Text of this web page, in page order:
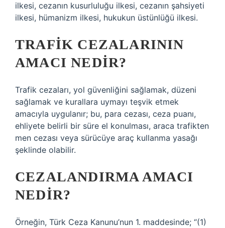
ilkesi, cezanın kusurluluğu ilkesi, cezanın şahsiyeti
ilkesi, hümanizm ilkesi, hukukun üstünlüğü ilkesi.
TRAFIK CEZALARININ
AMACI NEDIR?
Trafik cezaları, yol güvenliğini sağlamak, düzeni
sağlamak ve kurallara uymayı teşvik etmek
amacıyla uygulanır; bu, para cezası, ceza puanı,
ehliyete belirli bir süre el konulması, araca trafikten
men cezası veya sürücüye araç kullanma yasağı
şeklinde olabilir.
CEZALANDIRMA AMACI
NEDIR?
Örneğin, Türk Ceza Kanunu’nun 1. maddesinde; “(1)